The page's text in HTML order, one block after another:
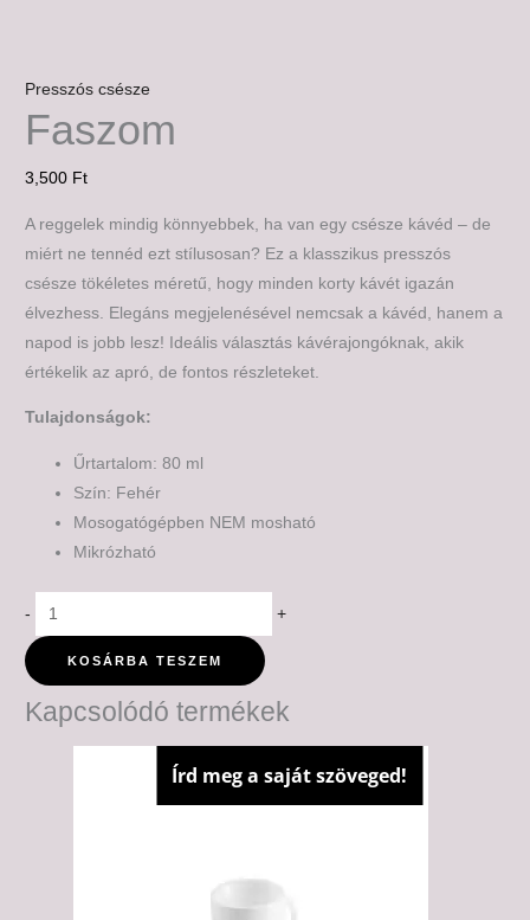
Presszós csésze
Faszom
3,500 Ft
A reggelek mindig könnyebbek, ha van egy csésze kávéd – de
miért ne tennéd ezt stílusosan? Ez a klasszikus presszós
csésze tökéletes méretű, hogy minden korty kávét igazán
élvezhess. Elegáns megjelenésével nemcsak a kávéd, hanem a
napod is jobb lesz! Ideális választás kávérajongóknak, akik
értékelik az apró, de fontos részleteket.
Tulajdonságok:
Űrtartalom: 80 ml
Szín: Fehér
Mosogatógépben NEM mosható
Mikrózható
- +
KOSÁRBA TESZEM
Kapcsolódó termékek
Írd meg a saját szöveged!